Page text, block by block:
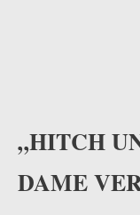
„HITCH
DAME